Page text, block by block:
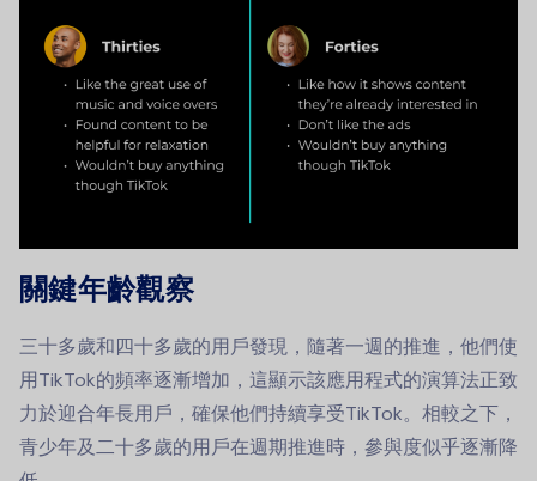
關鍵年齡觀察
三十多歲和四十多歲的用戶發現，隨著一週的推進，他們使
用TikTok的頻率逐漸增加，這顯示該應用程式的演算法正致
力於迎合年長用戶，確保他們持續享受TikTok。相較之下，
青少年及二十多歲的用戶在週期推進時，參與度似乎逐漸降